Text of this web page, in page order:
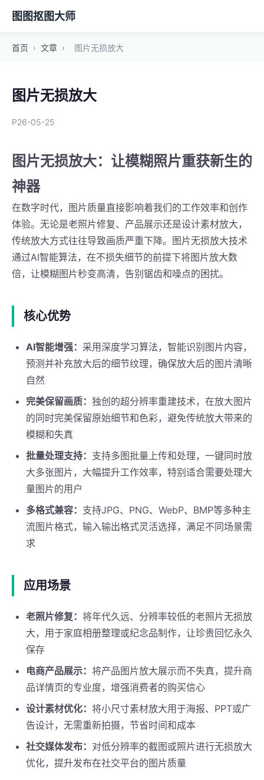
图图抠图大师
首页 › 文章 › 图片无损放大
图片无损放大
P26-05-25
图片无损放大：让模糊照片重获新生的
神器
在数字时代，图片质量直接影响着我们的工作效率和创作
体验。无论是老照片修复、产品展示还是设计素材放大，
传统放大方式往往导致画质严重下降。图片无损放大技术
通过AI智能算法，在不损失细节的前提下将图片放大数
倍，让模糊图片秒变高清，告别锯齿和噪点的困扰。
核心优势
AI智能增强： 采用深度学习算法，智能识别图片内容，
预测并补充放大后的细节纹理，确保放大后的图片清晰
自然
完美保留画质： 独创的超分辨率重建技术，在放大图片
的同时完美保留原始细节和色彩，避免传统放大带来的
模糊和失真
批量处理支持： 支持多图批量上传和处理，一键同时放
大多张图片，大幅提升工作效率，特别适合需要处理大
量图片的用户
多格式兼容： 支持JPG、PNG、WebP、BMP等多种主
流图片格式，输入输出格式灵活选择，满足不同场景需
求
应用场景
老照片修复： 将年代久远、分辨率较低的老照片无损放
大，用于家庭相册整理或纪念品制作，让珍贵回忆永久
保存
电商产品展示： 将产品图片放大展示而不失真，提升商
品详情页的专业度，增强消费者的购买信心
设计素材优化： 将小尺寸素材放大用于海报、PPT或广
告设计，无需重新拍摄，节省时间和成本
社交媒体发布： 对低分辨率的截图或照片进行无损放大
优化，提升发布在社交平台的图片质量